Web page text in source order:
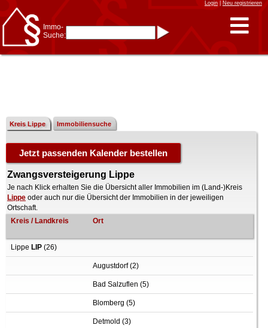
Login| Neu registrieren
Immo-
Suche:
z.B.:15 Frankfurtfür
Frankfurt/Oder
und6 Frankfurtfür Frankfurt
Immobiliensuche
nach Kreis
nach Amtsgericht
Kreis Lippe Immobiliensuche
Zwangsversteigerung Lippe
Je nach Klick erhalten Sie die Übersicht aller Immobilien im (Land-)Kreis
Lippe oder auch nur die Übersicht der Immobilien in der jeweiligen
Ortschaft.
Kreis / Landkreis
Ort
Lippe LIP (26)
Augustdorf (2)
Bad Salzuflen (5)
Blomberg (5)
Detmold (3)